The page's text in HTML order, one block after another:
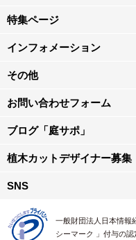
特集ページ
インフォメーション
その他
お問い合わせフォーム
ブログ「庭サポ」
植木カットデザイナー募集
SNS
一般財団法人日本情報
シーマーク 」付与の認